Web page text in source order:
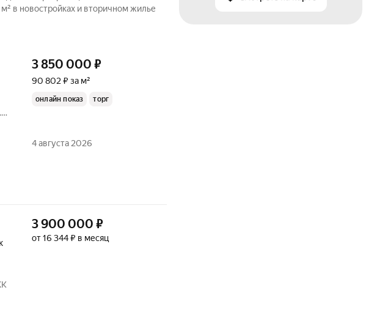
в новостройках и вторичном жилье
3 850 000 ₽
90 802 ₽ за м²
онлайн показ торг
4 августа 2026
3 900 000 ₽
от 16 344 ₽ в месяц